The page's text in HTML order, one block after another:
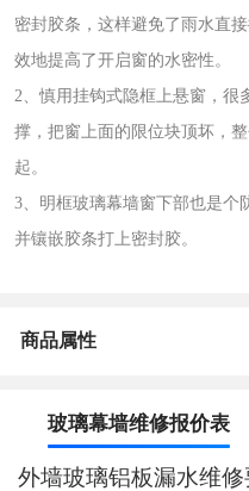
密封胶条，这样避免了雨水直
效地提高了开启窗的水密性。
2、慎用挂钩式隐框上悬窗，很
撑，把窗上面的限位块顶坏，
起。
3、明框玻璃幕墙窗下部也是个
并镶嵌胶条打上密封胶。
商品属性
玻璃幕墙维修报价表
外墙玻璃铝板漏水维